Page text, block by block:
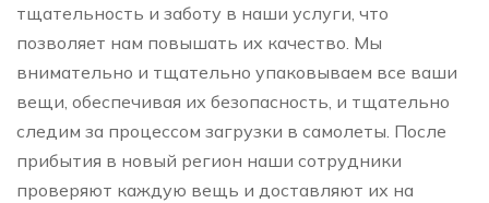
тщательность и заботу в наши услуги, что
позволяет нам повышать их качество. Мы
внимательно и тщательно упаковываем все ваши
вещи, обеспечивая их безопасность, и тщательно
следим за процессом загрузки в самолеты. После
прибытия в новый регион наши сотрудники
проверяют каждую вещь и доставляют их на